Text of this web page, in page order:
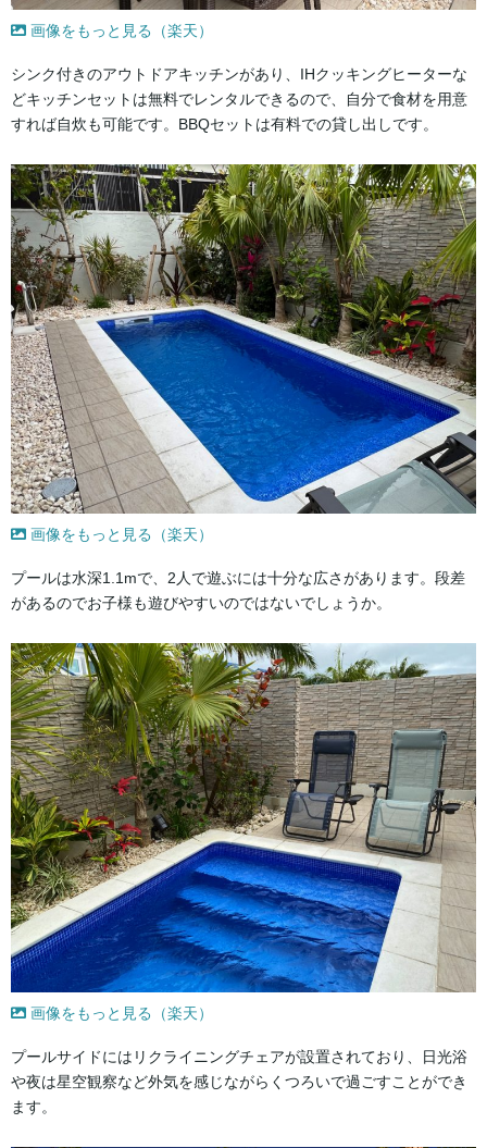
画像をもっと見る（楽天）
シンク付きのアウトドアキッチンがあり、IHクッキングヒーターな
どキッチンセットは無料でレンタルできるので、自分で食材を用意
すれば自炊も可能です。BBQセットは有料での貸し出しです。
画像をもっと見る（楽天）
プールは水深1.1mで、2人で遊ぶには十分な広さがあります。段差
があるのでお子様も遊びやすいのではないでしょうか。
画像をもっと見る（楽天）
プールサイドにはリクライニングチェアが設置されており、日光浴
や夜は星空観察など外気を感じながらくつろいで過ごすことができ
ます。